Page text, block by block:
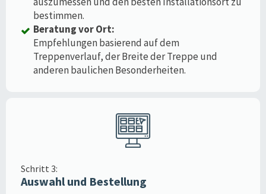
bestimmen.
Beratung vor Ort:
Empfehlungen basierend auf dem
Treppenverlauf, der Breite der Treppe und
anderen baulichen Besonderheiten.
Schritt 3:
Auswahl und Bestellung